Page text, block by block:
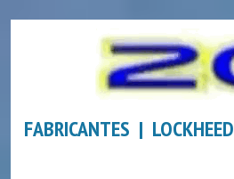
FABRICANTES | LOCKHEED